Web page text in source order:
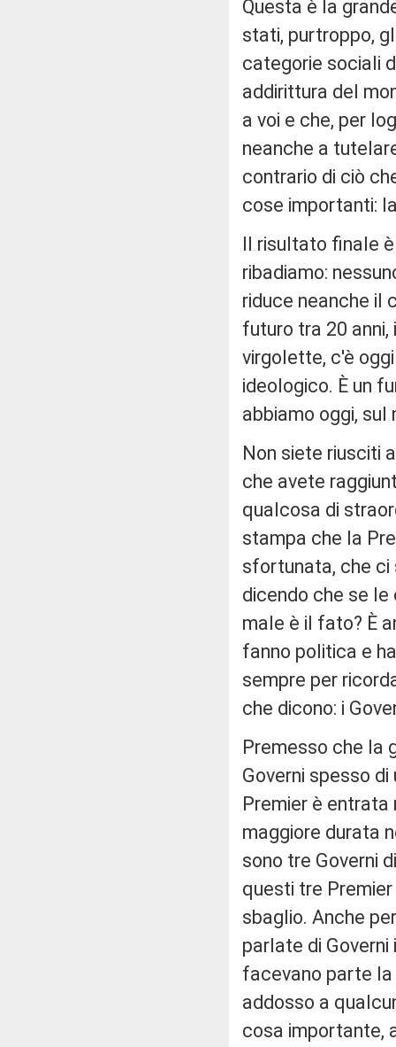
Questa è la
stati, purtroppo,
categorie sociali
addirittura del
a voi e che, per
neanche a
contrario di ciò
cose importanti:
Il risultato finale
ribadiamo:
riduce neanche il
futuro tra 20
virgolette, c'è
ideologico. È un
abbiamo oggi,
Non siete riusciti
che avete
qualcosa di
stampa che la
sfortunata, che ci
dicendo che se le
male è il fato? È
fanno politica e
sempre per
che dicono: i
Premesso che la
Governi spesso
Premier è entrata
maggiore durata
sono tre Governi
questi tre Premier
sbaglio. Anche
parlate di
facevano parte la
addosso a
cosa importante,